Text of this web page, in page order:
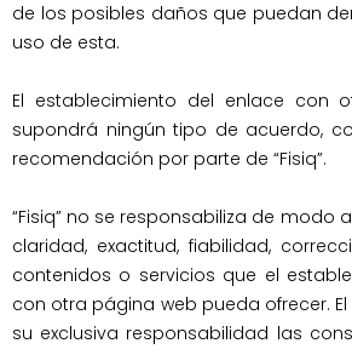
de los posibles daños que puedan
uso de esta.
El establecimiento del enlace con
supondrá ningún tipo de acuerdo,
recomendación por parte de “Fisiq”.
“Fisiq” no se responsabiliza de modo
claridad, exactitud, fiabilidad,
contenidos o servicios que el
con otra página web pueda ofrecer.
su exclusiva responsabilidad las